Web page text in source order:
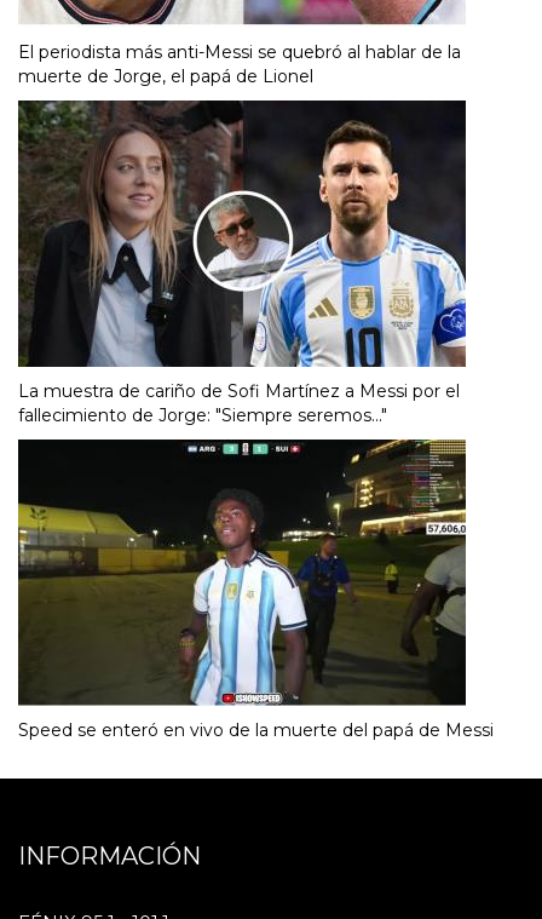
El periodista más anti-Messi se quebró al hablar de la
muerte de Jorge, el papá de Lionel
La muestra de cariño de Sofi Martínez a Messi por el
fallecimiento de Jorge: "Siempre seremos..."
Speed se enteró en vivo de la muerte del papá de Messi
INFORMACIÓN